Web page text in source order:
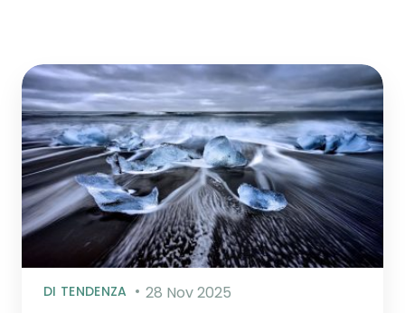
DI TENDENZA 28 Nov 2025